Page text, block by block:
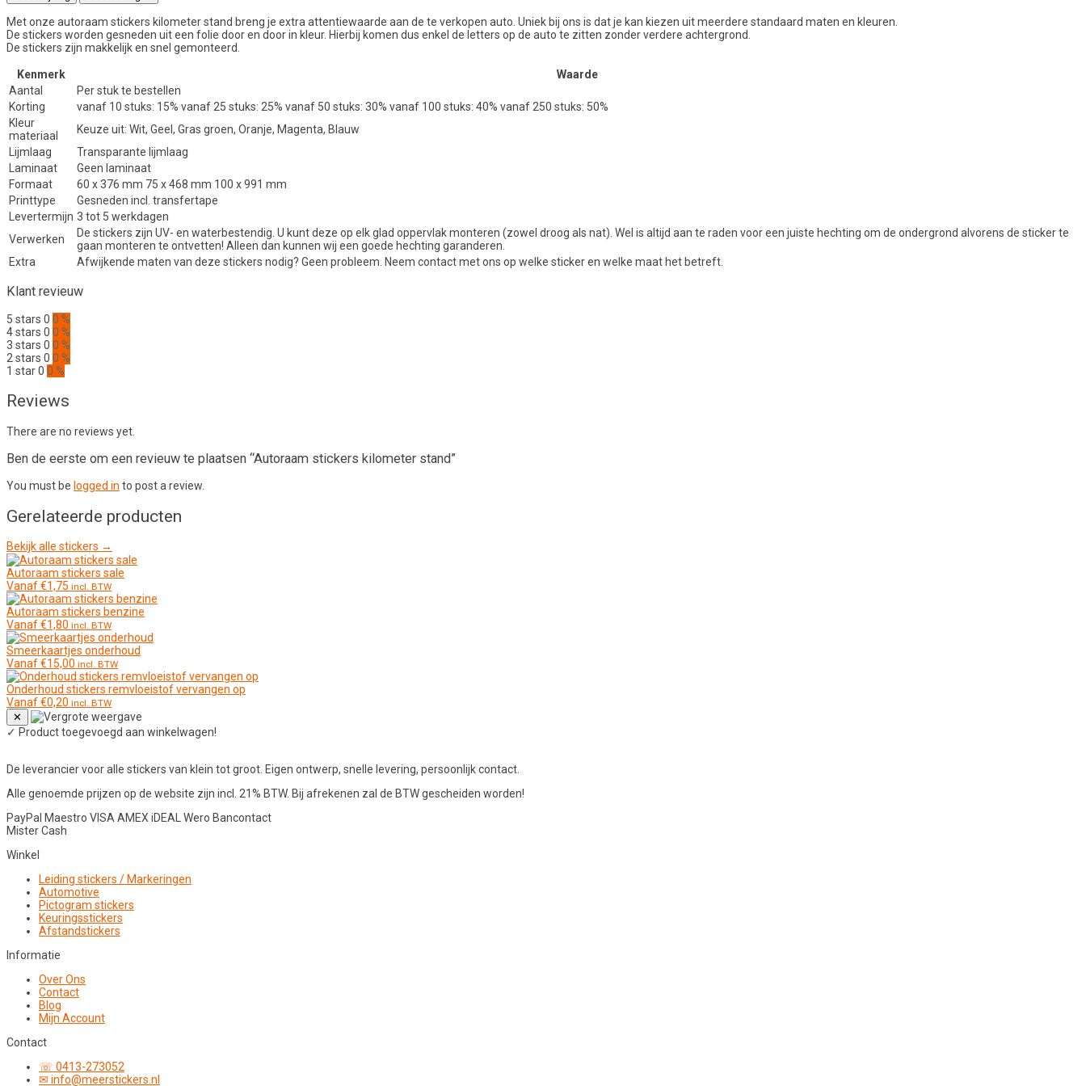
Met onze autoraam stickers kilometer stand breng je extra attentiewaarde aan de te verkopen auto. Uniek bij ons is dat je kan kiezen uit meerdere standaard maten en kleuren.
De stickers worden gesneden uit een folie door en door in kleur. Hierbij komen dus enkel de letters op de auto te zitten zonder verdere achtergrond.
De stickers zijn makkelijk en snel gemonteerd.
Kenmerk
Waarde
Aantal
Per stuk te bestellen
Korting
vanaf 10 stuks: 15% vanaf 25 stuks: 25% vanaf 50 stuks: 30% vanaf 100 stuks: 40% vanaf 250 stuks: 50%
Kleur
materiaal
Keuze uit: Wit, Geel, Gras groen, Oranje, Magenta, Blauw
Lijmlaag
Transparante lijmlaag
Laminaat
Geen laminaat
Formaat
60 x 376 mm 75 x 468 mm 100 x 991 mm
Printtype
Gesneden incl. transfertape
Levertermijn 3 tot 5 werkdagen
Verwerken
De stickers zijn UV- en waterbestendig. U kunt deze op elk glad oppervlak monteren (zowel droog als nat). Wel is altijd aan te raden voor een juiste hechting om de ondergrond alvorens de sticker te
gaan monteren te ontvetten! Alleen dan kunnen wij een goede hechting garanderen.
Extra
Afwijkende maten van deze stickers nodig? Geen probleem. Neem contact met ons op welke sticker en welke maat het betreft.
Klant revieuw
5 stars 0 0 %
4 stars 0 0 %
3 stars 0 0 %
2 stars 0 0 %
1 star0 0 %
Reviews
There are no reviews yet.
Ben de eerste om een revieuw te plaatsen “Autoraam stickers kilometer stand”
You must be logged in to post a review.
Gerelateerde producten
Bekijk alle stickers →
Autoraam stickers sale
Vanaf€1,75 incl. BTW
Autoraam stickers benzine
Vanaf€1,80 incl. BTW
Smeerkaartjes onderhoud
Vanaf€15,00 incl. BTW
Onderhoud stickers remvloeistof vervangen op
Vanaf€0,20 incl. BTW
✕
✓ Product toegevoegd aan winkelwagen!
De leverancier voor alle stickers van klein tot groot. Eigen ontwerp, snelle levering, persoonlijk contact.
Alle genoemde prijzen op de website zijn incl. 21% BTW. Bij afrekenen zal de BTW gescheiden worden!
PayPal Maestro VISA AMEX iDEAL Wero Bancontact
Mister Cash
Winkel
Leiding stickers / Markeringen
Automotive
Pictogram stickers
Keuringsstickers
Afstandstickers
Informatie
Over Ons
Contact
Blog
Mijn Account
Contact
☏ 0413-273052
✉ info@meerstickers.nl